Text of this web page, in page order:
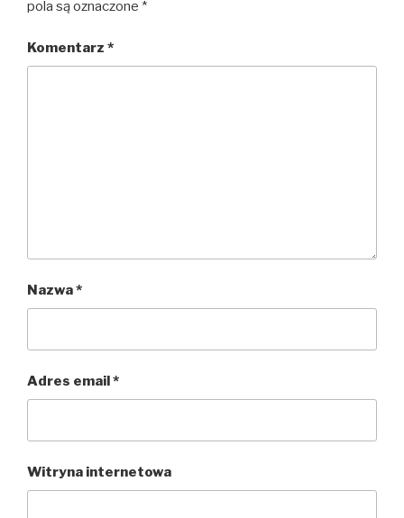
pola są oznaczone *
Komentarz *
Nazwa*
Adres email*
Witryna internetowa